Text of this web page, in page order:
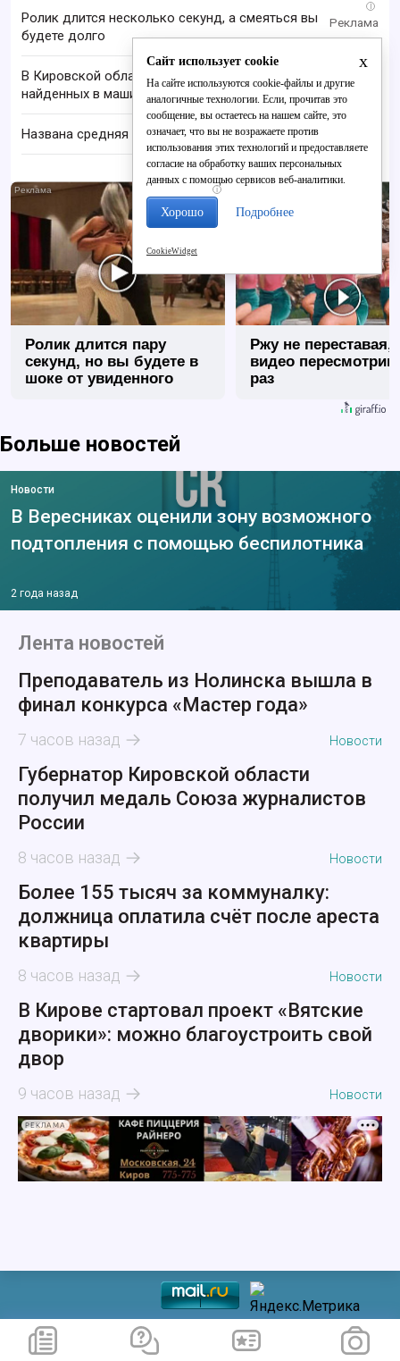
i
Ролик длится несколько секунд, а смеяться вы
будете долго
В Кировской области проверяют гибель супругов,
найденных в машине в Вятке
Названа средняя пенсия по старости в России
i
Ролик длится пару
секунд, но вы будете в
шоке от увиденного
Ржу не переставая,
видео
раз
Больше новостей
Новости
В Вересниках оценили зону возможного
подтопления с помощью беспилотника
2 года назад
Лента новостей
Преподаватель из Нолинска вышла в
финал конкурса «Мастер года»
7 часов назад Новости
Губернатор Кировской области
получил медаль Союза журналистов
России
8 часов назад Новости
Более 155 тысяч за коммуналку:
должница оплатила счёт после ареста
квартиры
8 часов назад Новости
В Кирове стартовал проект «Вятские
дворики»: можно благоустроить свой
двор
9 часов назад Новости
РЕКЛАМА
x
Сайт использует cookie
На сайте используются cookie-файлы и другие
аналогичные технологии. Если, прочитав это
сообщение, вы остаетесь на нашем сайте, это
означает, что вы не возражаете против
использования этих технологий и предоставляете
согласие на обработку ваших персональных
данных с помощью сервисов веб-аналитики.
Хорошо Подробнее
CookieWidget